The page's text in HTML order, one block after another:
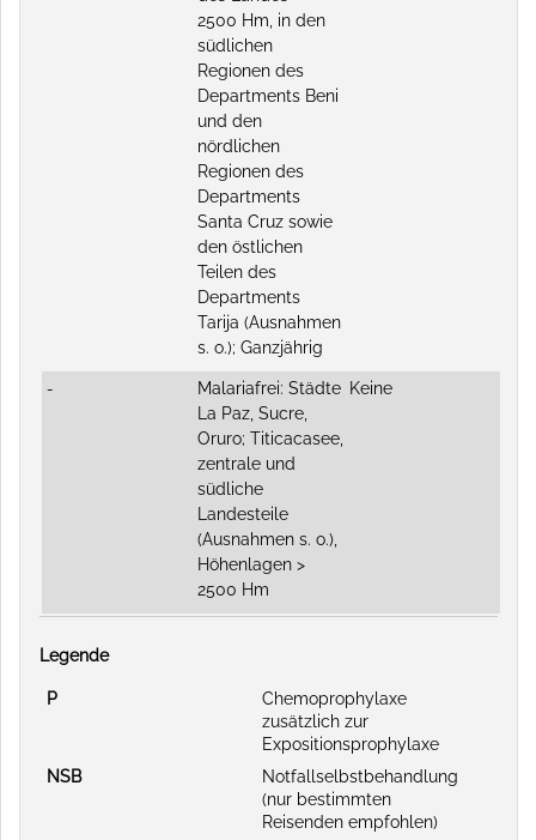
2500 Hm, in den
südlichen
Regionen des
Departments Beni
und den
nördlichen
Regionen des
Departments
Santa Cruz sowie
den östlichen
Teilen des
Departments
Tarija (Ausnahmen
s. o.); Ganzjährig
-
Malariafrei: Städte
La Paz, Sucre,
Oruro; Titicacasee,
zentrale und
südliche
Landesteile
(Ausnahmen s. o.),
Höhenlagen >
2500 Hm
Keine
Legende
P
Chemoprophylaxe
zusätzlich zur
Expositionsprophylaxe
NSB
Notfallselbstbehandlung
(nur bestimmten
Reisenden empfohlen)